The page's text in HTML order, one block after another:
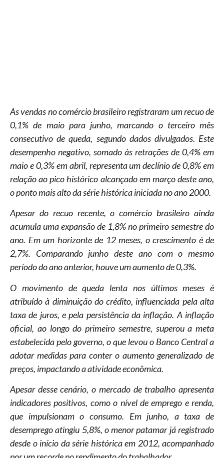
As vendas no comércio brasileiro registraram um recuo de
0,1% de maio para junho, marcando o terceiro mês
consecutivo de queda, segundo dados divulgados. Este
desempenho negativo, somado às retrações de 0,4% em
maio e 0,3% em abril, representa um declínio de 0,8% em
relação ao pico histórico alcançado em março deste ano,
o ponto mais alto da série histórica iniciada no ano 2000.
Apesar do recuo recente, o comércio brasileiro ainda
acumula uma expansão de 1,8% no primeiro semestre do
ano. Em um horizonte de 12 meses, o crescimento é de
2,7%. Comparando junho deste ano com o mesmo
período do ano anterior, houve um aumento de 0,3%.
O movimento de queda lenta nos últimos meses é
atribuído à diminuição do crédito, influenciada pela alta
taxa de juros, e pela persistência da inflação. A inflação
oficial, ao longo do primeiro semestre, superou a meta
estabelecida pelo governo, o que levou o Banco Central a
adotar medidas para conter o aumento generalizado de
preços, impactando a atividade econômica.
Apesar desse cenário, o mercado de trabalho apresenta
indicadores positivos, como o nível de emprego e renda,
que impulsionam o consumo. Em junho, a taxa de
desemprego atingiu 5,8%, o menor patamar já registrado
desde o início da série histórica em 2012, acompanhado